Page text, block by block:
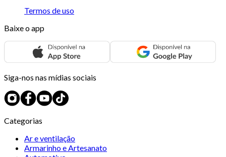
Termos de uso
Baixe o app
Siga-nos nas mídias sociais
Categorias
Ar e ventilação
Armarinho e Artesanato